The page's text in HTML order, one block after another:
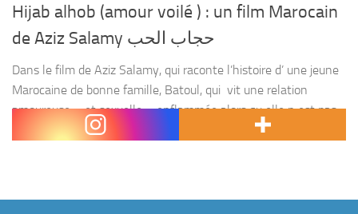
Hijab alhob (amour voilé ) : un film Marocain
de Aziz Salamy حجاب الحب
Dans le film de Aziz Salamy, qui raconte l’histoire d’ une jeune
Marocaine de bonne famille, Batoul, qui vit une relation
amoureuse – et sexuelle – enflammée alors qu elle n est pas
mariée....